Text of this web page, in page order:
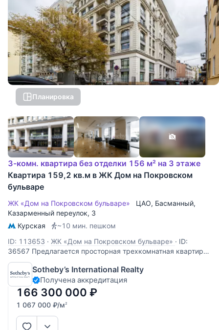
Планировка
3-комн. квартира без отделки 156 м² на 3 этаже
Квартира 159,2 кв.м в ЖК Дом на Покровском
бульваре
ЖК «Дом на Покровском бульваре» ЦАО, Басманный,
Казарменный переулок, 3
Курская
~10 мин. пешком
ID: 113653 · ЖК «Дом на Покровском бульваре» · ID:
36567 Предлагается просторная трехкомнатная квартира
без отделки, общей площадью 159,2 кв.м. Планировка:
кухня гостиная, 2 спальни, гардеробные комнаты, 2
санузла. Высота потолков 3,15 м. Виды в благоустроенный
двор и на памятник архитектуры
Sotheby’s International Realty
Получена аккредитация
166 300 000 ₽
1 067 000 ₽/м2